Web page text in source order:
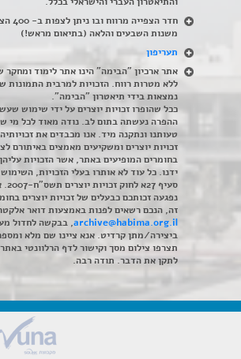
חדר
משנות השבעים והלאה (בתיאום מראש!)
תעריפון
אתר ארכיון "הבימה" הינו אתר לימוד ומחקר
ללא מטרות רווח. הזכויות למרבית התמונות
נמצאות בידי תיאטרון "הבימה".
ככל שהופרו זכויות יוצרים על ידי שימוש
ההפרה נעשתה בתום לב. נודה מאוד לכל מי
טעותנו ונתקנה מיד. אנו מכבדים את
זכויות יוצרים ומשקיעים מאמצים באיתורם
בחומרים המופיעים באתר, אשר הזכויות
ידנו. כל עוד לא אותרו בעלי הזכויות,
נפגעה זכותכם כבעלים של זכויות יוצרים
זה, הנכם רשאים לפנות באמצעות דואר
archive@habima.org.il, בבקשה לחדול
ביצירה/מתן קרדיט. אנא ציינו שם מלא
תצרפו צילום מסך וקישור לדף הרלוונטי
לתקן את הדבר. תודה רבה.